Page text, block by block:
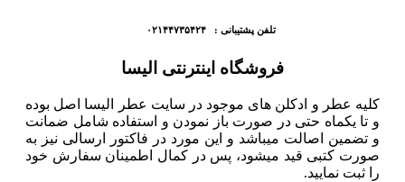
تلفن پشتیبانی : ۰۲۱۴۴۷۳۵۴۲۴
فروشگاه اینترنتی الیسا
کلیه عطر و ادکلن های موجود در سایت عطر الیسا اصل بوده
و تا یکماه حتی در صورت باز نمودن و استفاده شامل ضمانت
و تضمین اصالت میباشد و این مورد در فاکتور ارسالی نیز به
صورت کتبی قید میشود، پس در کمال اطمینان سفارش خود
را ثبت نمایید.